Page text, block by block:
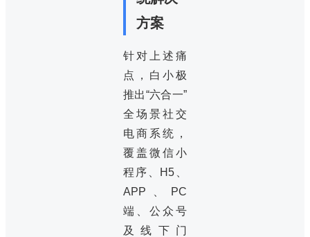
方案
针对上述痛
点，白小极
推出“六合一”
全场景社交
电商系统，
覆盖微信小
程序、H5、
APP、PC
端、公众号
及线下门